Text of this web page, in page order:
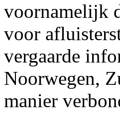
voornamelijk
voor
vergaarde
Noorwegen,
manier